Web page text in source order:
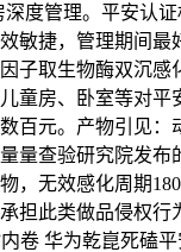
深度管理。平安认
敏捷，管理期间最
子取生物酶双沉
童房、卧室等对
百元。产物引见
量查验研究院发布
，无效感化周期
担此类做品侵权行
卷 华为乾崑死磕